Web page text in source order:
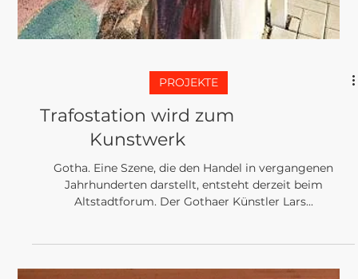
News
Kunstwerk vollbracht.
Parkhaus sieht bunt
aus…
Dank der künstlerischen Arbeit von dem gotharer
Künstler Lars Schüller. Nostalgische Fahrzeuge zieren das